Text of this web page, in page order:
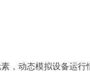
动态模拟设备运行